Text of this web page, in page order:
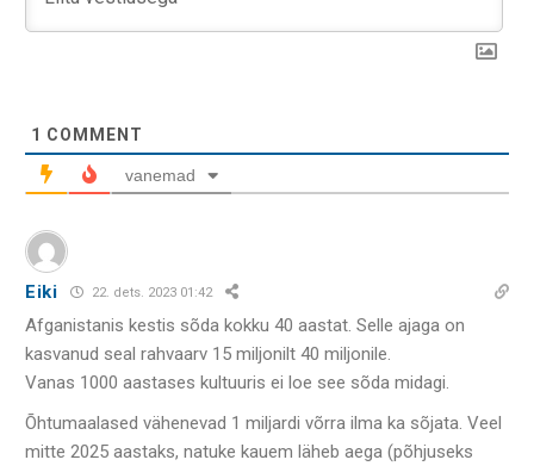
1 COMMENT
vanemad
Eiki 22. dets. 2023 01:42
Afganistanis kestis sõda kokku 40 aastat. Selle ajaga on
kasvanud seal rahvaarv 15 miljonilt 40 miljonile.
Vanas 1000 aastases kultuuris ei loe see sõda midagi.
Õhtumaalased vähenevad 1 miljardi võrra ilma ka sõjata. Veel
mitte 2025 aastaks, natuke kauem läheb aega (põhjuseks